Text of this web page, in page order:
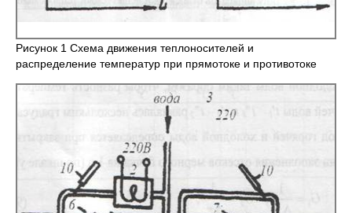
Рисунок 1 Схема движения теплоносителей и
распределение температур при прямотоке и противотоке